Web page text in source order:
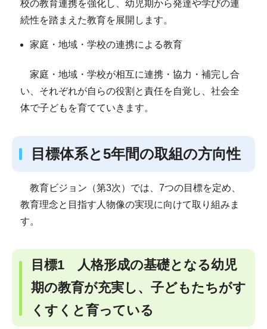
校の教育連携を強化し、幼児期から発達や学びの連
続性を踏まえた教育を展開します。
家庭・地域・学校の連携による教育
家庭・地域・学校が相互に連携・協力・補完し合
い、それぞれが自らの役割と責任を自覚し、社会全
体で子どもを育てていきます。
目標体系と5年間の取組の方向性
教育ビジョン（第3次）では、7つの目標を定め、
教育理念と目指す人物像の実現に向けて取り組みま
す。
目標1 人格形成の基礎となる幼児
期の教育が充実し、子どもたちがす
くすくと育っている